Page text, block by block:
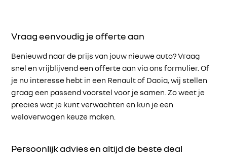
Vraag eenvoudig je offerte aan
Benieuwd naar de prijs van jouw nieuwe auto? Vraag
snel en vrijblijvend een offerte aan via ons formulier. Of
je nu interesse hebt in een Renault of Dacia, wij stellen
graag een passend voorstel voor je samen. Zo weet je
precies wat je kunt verwachten en kun je een
weloverwogen keuze maken.
Persoonlijk advies en altijd de beste deal